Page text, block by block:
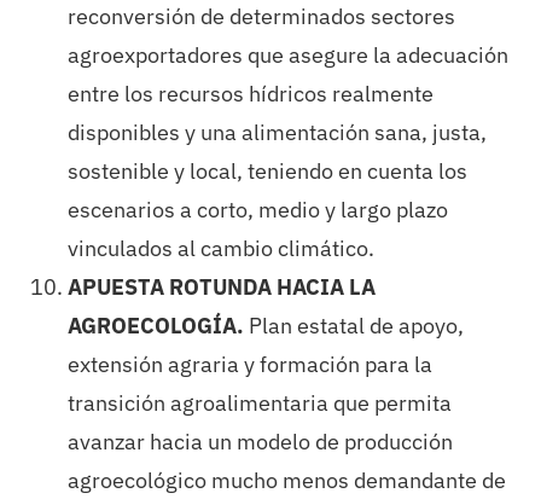
reconversión de determinados sectores
agroexportadores que asegure la adecuación
entre los recursos hídricos realmente
disponibles y una alimentación sana, justa,
sostenible y local, teniendo en cuenta los
escenarios a corto, medio y largo plazo
vinculados al cambio climático.
APUESTA ROTUNDA HACIA LA
AGROECOLOGÍA. Plan estatal de apoyo,
extensión agraria y formación para la
transición agroalimentaria que permita
avanzar hacia un modelo de producción
agroecológico mucho menos demandante de